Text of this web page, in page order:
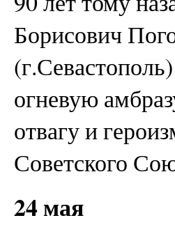
Борисович
огневую
отвагу и
Советского
24 мая